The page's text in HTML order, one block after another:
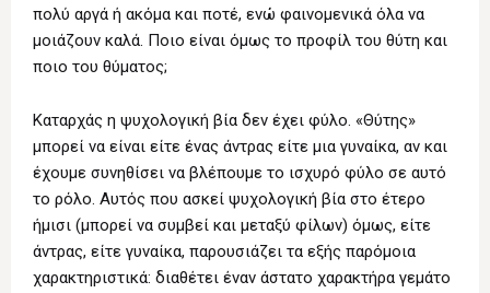
πολύ αργά ή ακόμα και ποτέ, ενώ φαινομενικά όλα να
μοιάζουν καλά. Ποιο είναι όμως το προφίλ του θύτη και
ποιο του θύματος;
Καταρχάς η ψυχολογική βία δεν έχει φύλο. «Θύτης»
μπορεί να είναι είτε ένας άντρας είτε μια γυναίκα, αν και
έχουμε συνηθίσει να βλέπουμε το ισχυρό φύλο σε αυτό
το ρόλο. Αυτός που ασκεί ψυχολογική βία στο έτερο
ήμισι (μπορεί να συμβεί και μεταξύ φίλων) όμως, είτε
άντρας, είτε γυναίκα, παρουσιάζει τα εξής παρόμοια
χαρακτηριστικά: διαθέτει έναν άστατο χαρακτήρα γεμάτο